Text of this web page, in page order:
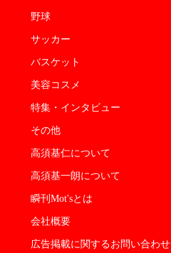
野球
サッカー
バスケット
美容コスメ
特集・インタビュー
その他
高須基仁について
高須基一朗について
瞬刊Mot'sとは
会社概要
広告掲載に関するお問い合わせ